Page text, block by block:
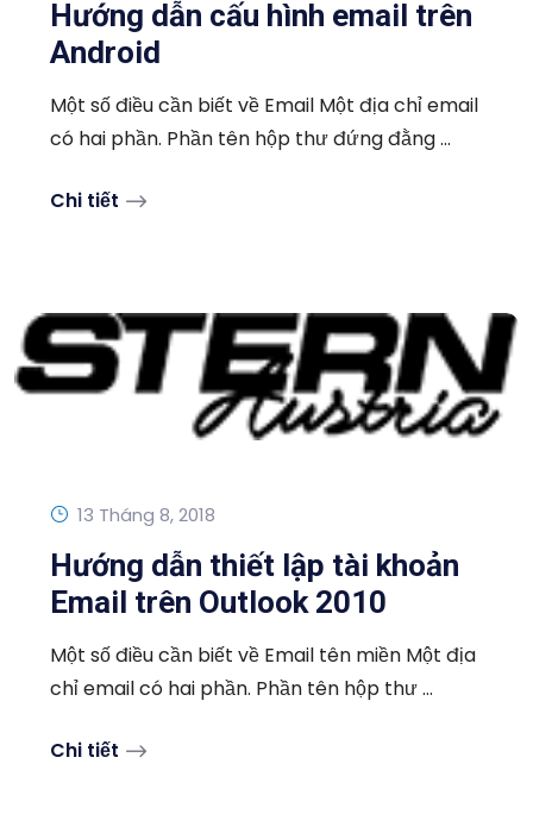
Hướng dẫn cấu hình email trên
Android
Một số điều cần biết về Email Một địa chỉ email
có hai phần. Phần tên hộp thư đứng đằng ...
Chi tiết
13 Tháng 8, 2018
Hướng dẫn thiết lập tài khoản
Email trên Outlook 2010
Một số điều cần biết về Email tên miền Một địa
chỉ email có hai phần. Phần tên hộp thư ...
Chi tiết